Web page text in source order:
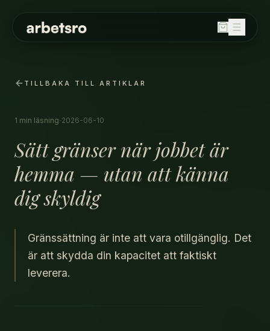
Bord
Höj och sänkbara skrivbord
Kontorsstolar
Ljudabsorbenter
OM OSS
TILLBAKA TILL ARTIKLAR
1 min läsning·2026-06-10
Sätt gränser när jobbet är
hemma — utan att känna
dig skyldig
Gränssättning är inte att vara otillgänglig. Det
är att skydda din kapacitet att faktiskt
leverera.